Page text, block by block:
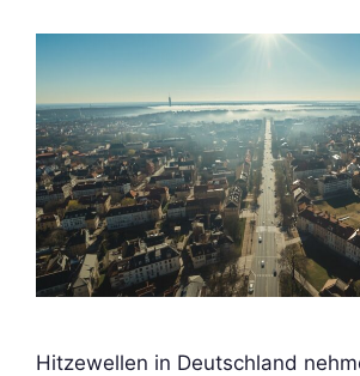
Hitzewellen in Deutschland